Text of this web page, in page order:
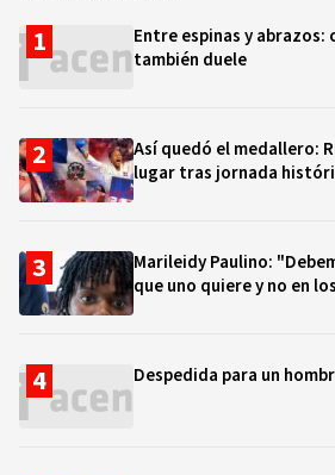
Entre espinas y abrazos:
también duele
Así quedó el medallero:
lugar tras jornada
Marileidy Paulino:
que uno quiere y no en
Despedida para un